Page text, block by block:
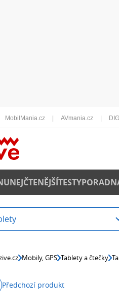
MobilMania.cz AVmania.cz
NEJČTENĚJŠÍTESTY
Mobily, GPS Tablety a čtečky
Předchozí produkt